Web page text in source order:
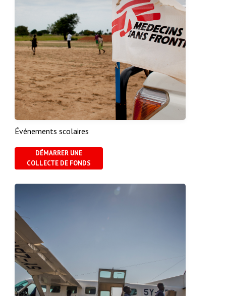
Événements scolaires
DÉMARRER UNE
COLLECTE DE FONDS